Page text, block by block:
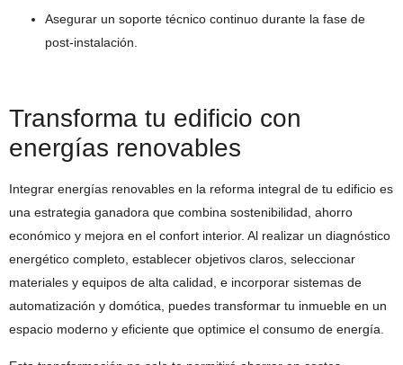
Asegurar un soporte técnico continuo durante la fase de
post-instalación.
Transforma tu edificio con
energías renovables
Integrar energías renovables en la reforma integral de tu edificio es
una estrategia ganadora que combina sostenibilidad, ahorro
económico y mejora en el confort interior. Al realizar un diagnóstico
energético completo, establecer objetivos claros, seleccionar
materiales y equipos de alta calidad, e incorporar sistemas de
automatización y domótica, puedes transformar tu inmueble en un
espacio moderno y eficiente que optimice el consumo de energía.